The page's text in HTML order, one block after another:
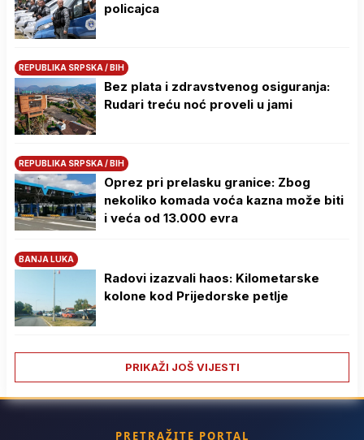
policajca
REPUBLIKA SRPSKA / BIH
Bez plata i zdravstvenog osiguranja:
Rudari treću noć proveli u jami
REPUBLIKA SRPSKA / BIH
Oprez pri prelasku granice: Zbog
nekoliko komada voća kazna može biti
i veća od 13.000 evra
BANJA LUKA
Radovi izazvali haos: Kilometarske
kolone kod Prijedorske petlje
PRIKAŽI JOŠ VIJESTI
PRETRAŽITE PORTAL